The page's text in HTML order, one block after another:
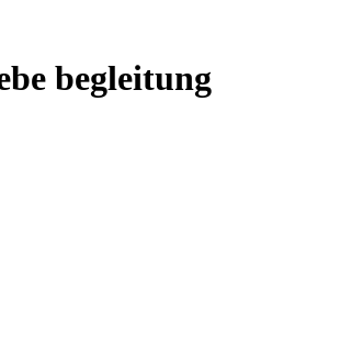
begleitung